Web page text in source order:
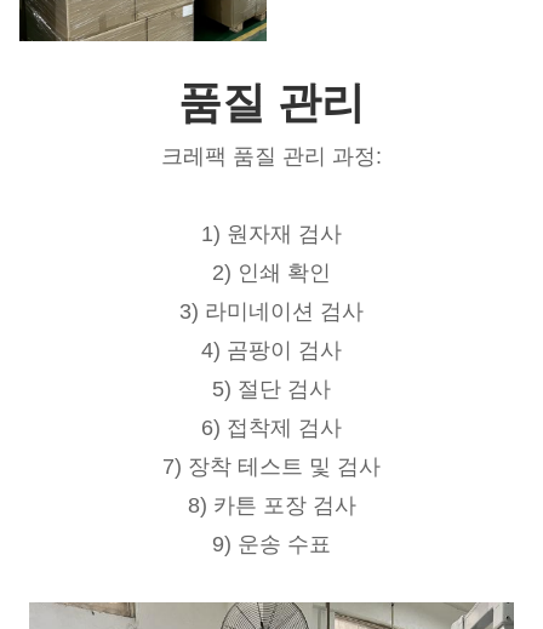
품질 관리
크레팩 품질 관리 과정:
1) 원자재 검사
2) 인쇄 확인
3) 라미네이션 검사
4) 곰팡이 검사
5) 절단 검사
6) 접착제 검사
7) 장착 테스트 및 검사
8) 카튼 포장 검사
9) 운송 수표